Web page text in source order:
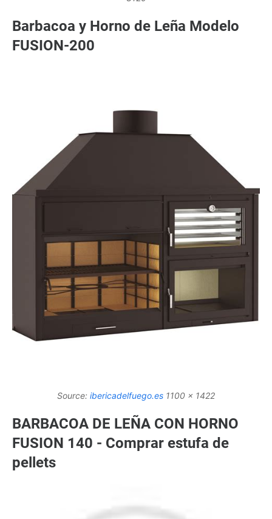
Barbacoa y Horno de Leña Modelo
FUSION-200
Source: ibericadelfuego.es 1100 x 1422
BARBACOA DE LEÑA CON HORNO
FUSION 140 - Comprar estufa de
pellets